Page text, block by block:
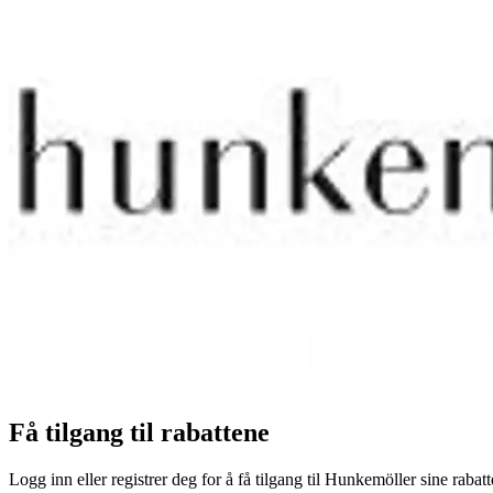
Få tilgang til rabattene
Logg inn eller registrer deg for å få tilgang til Hunkemöller sine